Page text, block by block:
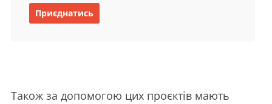
Приєднатись
Також за допомогою цих проєктів мають